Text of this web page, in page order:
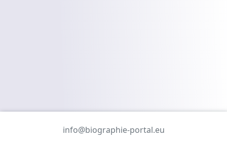
info@biographie-portal.eu